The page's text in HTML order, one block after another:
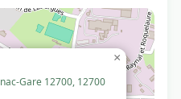
Gare 12700, 12700
×